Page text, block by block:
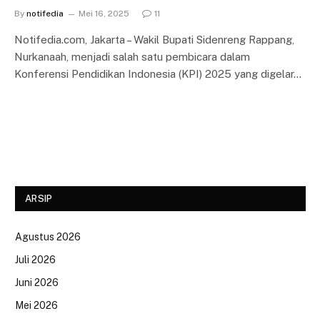
By notifedia Mei 16, 2025 11
Notifedia.com, Jakarta – Wakil Bupati Sidenreng Rappang,
Nurkanaah, menjadi salah satu pembicara dalam
Konferensi Pendidikan Indonesia (KPI) 2025 yang digelar…
ARSIP
Agustus 2026
Juli 2026
Juni 2026
Mei 2026